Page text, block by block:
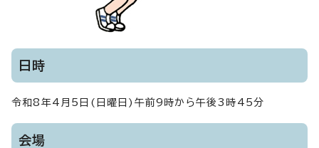
日時
令和8年4月5日(日曜日)午前9時から午後3時45分
会場